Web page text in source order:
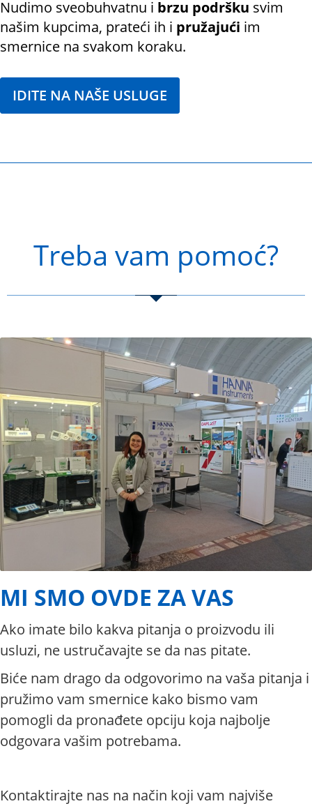
Nudimo sveobuhvatnu i brzu podršku svim
našim kupcima, prateći ih i pružajući im
smernice na svakom koraku.
IDITE NA NAŠE USLUGE
Treba vam pomoć?
MI SMO OVDE ZA VAS
Ako imate bilo kakva pitanja o proizvodu ili
usluzi, ne ustručavajte se da nas pitate.
Biće nam drago da odgovorimo na vaša pitanja i
pružimo vam smernice kako bismo vam
pomogli da pronađete opciju koja najbolje
odgovara vašim potrebama.
Kontaktirajte nas na način koji vam najviše